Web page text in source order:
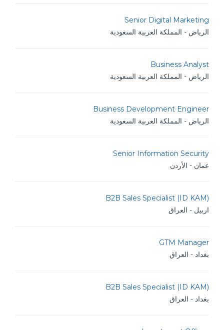
Senior Digital Marketing
الرياض - المملكة العربية السعودية
Business Analyst
الرياض - المملكة العربية السعودية
Business Development Engineer
الرياض - المملكة العربية السعودية
Senior Information Security
عمان - الأردن
B2B Sales Specialist (ID KAM)
اربيل - العراق
GTM Manager
بغداد - العراق
B2B Sales Specialist (ID KAM)
بغداد - العراق